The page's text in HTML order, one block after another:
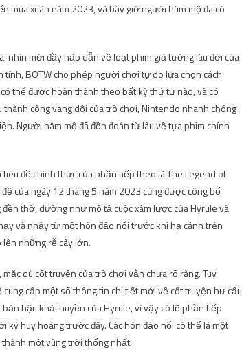
mùa xuân năm 2023, và bây giờ người hâm mộ đã có
nhìn mới đầy hấp dẫn về loạt phim giả tưởng lâu đời của
BOTW cho phép người chơi tự do lựa chọn cách
thể được hoàn thành theo bất kỳ thứ tự nào, và có
công vang dội của trò chơi, Nintendo nhanh chóng
Người hâm mộ đã đồn đoán từ lâu về tựa phim chính
đề chính thức của phần tiếp theo là The Legend of
của ngày 12 tháng 5 năm 2023 cũng được công bố
thờ, dường như mô tả cuộc xâm lược của Hyrule và
và nhảy từ một hòn đảo nổi trước khi hạ cánh trên
lên những rễ cây lớn.
dù cốt truyện của trò chơi vẫn chưa rõ ràng. Tuy
cấp một số thông tin chi tiết mới về cốt truyện hư cấu
hậu khải huyền của Hyrule, vì vậy có lẽ phần tiếp
huy hoàng trước đây. Các hòn đảo nổi có thể là một
một vùng trời thống nhất.